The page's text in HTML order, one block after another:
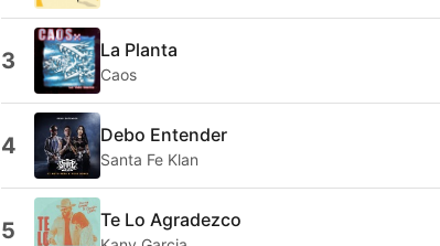
3 La Planta
Caos
4 Debo Entender
Santa Fe Klan
5 Te Lo Agradezco